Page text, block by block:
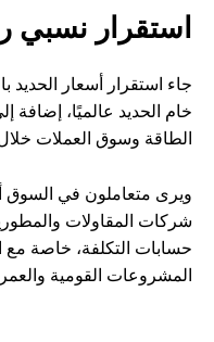
استقرار نسبي
جاء استقرار أسعار الحديد
خام الحديد عالميًا، إضافة
الطاقة وسوق العملات خلال
ويرى متعاملون في السوق
شركات المقاولات
حسابات التكلفة، خاصة مع
المشروعات القومية